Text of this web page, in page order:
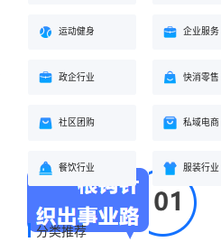
运动健身 企业服务
政企行业 快消零售
社区团购 私域电商
餐饮行业 服装行业
分类推荐